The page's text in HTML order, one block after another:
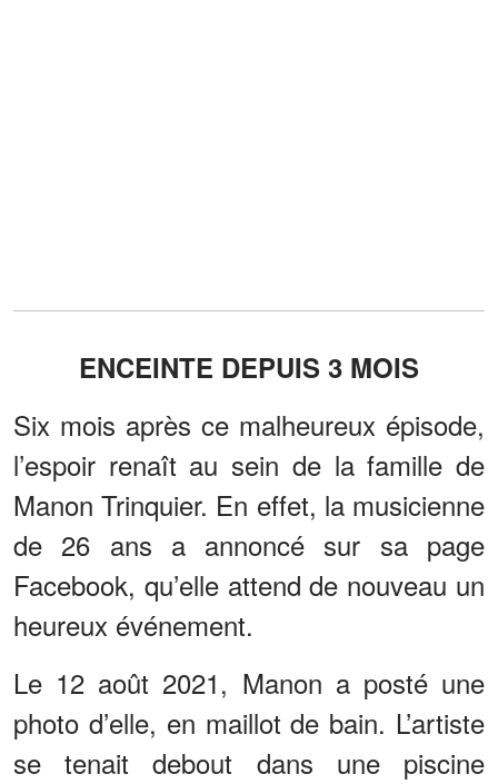
ENCEINTE DEPUIS 3 MOIS
Six mois après ce malheureux épisode,
l’espoir renaît au sein de la famille de
Manon Trinquier. En effet, la musicienne
de 26 ans a annoncé sur sa page
Facebook, qu’elle attend de nouveau un
heureux événement.
Le 12 août 2021, Manon a posté une
photo d’elle, en maillot de bain. L’artiste
se tenait debout dans une piscine